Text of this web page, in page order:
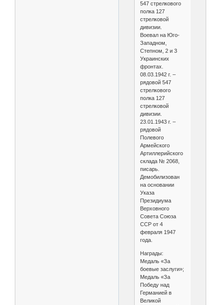
547 стрелкового
полка 127
стрелковой
дивизии.
Воевал на Юго-
Западном,
Степном, 2 и 3
Украинских
фронтах.
08.03.1942 г. –
рядовой 547
стрелкового
полка 127
стрелковой
дивизии.
23.01.1943 г. –
рядовой
Полевого
Армейского
Артиллерийского
склада № 2068,
писарь.
Демобилизован
на основании
Указа
Президиума
Верховного
Совета Союза
ССР от 4
февраля 1947
года.
Награды:
Медаль «За
боевые заслуги»;
Медаль «За
Победу над
Германией в
Великой